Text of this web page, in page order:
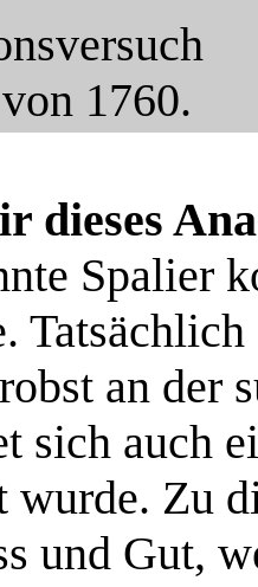
1760.
dieses
Spalier
an der
sich auch
wurde. Zu
und Gut,